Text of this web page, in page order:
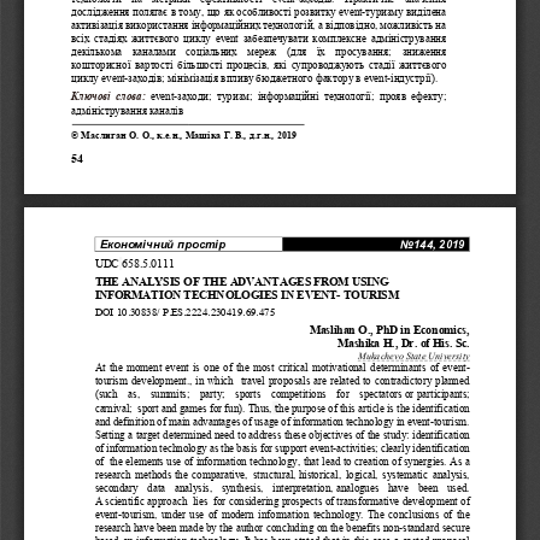
54
дослідження полягає в тому, що як особливості розвитку еvent-туризму виділена
активізація використання інформаційних технологій, а відповідно, можливість на
всіх стадіях життєвого циклу еvent забезпечувати комплексне адміністрування
декількома
каналами соціальних мереж
    (
для їх просування; зниження
кошторисної вартості більшості процесів, які супроводжують стадії життєвого
циклу еvent-заходів; мінімізація впливу бюджетного фактору в еvent-індустрії).
Ключові слова: еvent-заходи; туризм; інформаційні технології; прояв ефекту;
адміністрування каналів
© Маслиган О О., к. е. н., Машіка Г. В д. г. н., 2019
Економічний простір No144, 2019
UDC 658.5.0111
THE ANALYSIS OF THE ADVANTAGES FROM USING
INFORMATION TECHNOLOGIES IN ЕVENT- TOURISM
DOI 10.30838/ P.ES.2224.230419.69.475
Maslihan О. , PhD in Economics
Mashika H. , Dr. of His. Sc.
Mukachevo State University
At  the  moment еvent  is  one  of  the  most  critical  motivational  determinants  of  event-
tourism  development.,  in  which    travel  proposals  are  related  to  contradictory  planned
(such    as,    summits;    party;    sports    competitions    for    spectators or participants;
carnival; sport and games for fun). Thus the purpose of this article is the identification
and definition of main advantages of usage of information technology in еvent-tourism.
Setting a target determined need to address these objectives of the study: identification
of information technology as the basis for support еvent-activities; clearly identification
of the elements use of information technology, that lead to creation of synergies As a
research  methods the comparative ,  structural, historical,  logical,  systematic  analysis,
secondary   data   analysis,
synthesis interpretation, analogues   have   been   used.
А scientific approach lies for considering prospects of transformative development of
еvent-tourism,  under  use  of  modern  information  technology. The  conclusions of  the
research have been made by the author concluding on the benefits non-standard secure